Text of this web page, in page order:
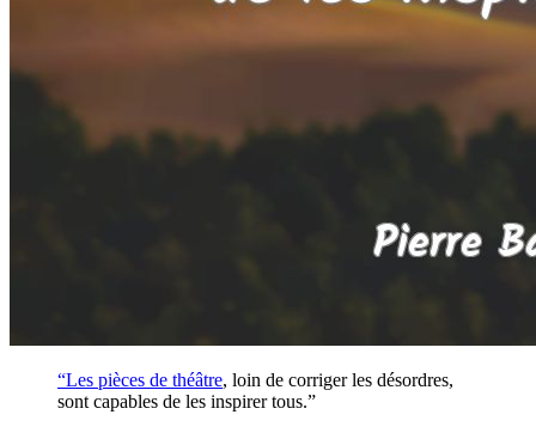
“Les pièces de théâtre, loin de corriger les désordres,
sont capables de les inspirer tous.”